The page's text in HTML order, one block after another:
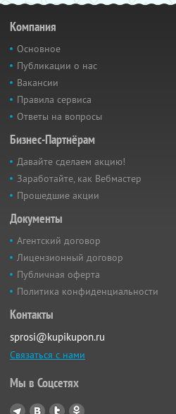
Компания
Основное
Публикации о нас
Вакансии
Правила сервиса
Ответы на вопросы
Бизнес-Партнёрам
Давайте сделаем акцию!
Заработайте, как Вебмастер
Прошедшие акции
Документы
Агентский договор
Лицензионный договор
Публичная оферта
Политика конфиденциальности
Контакты
sprosi@kupikupon.ru
Связаться с нами
Мы в Соцсетях